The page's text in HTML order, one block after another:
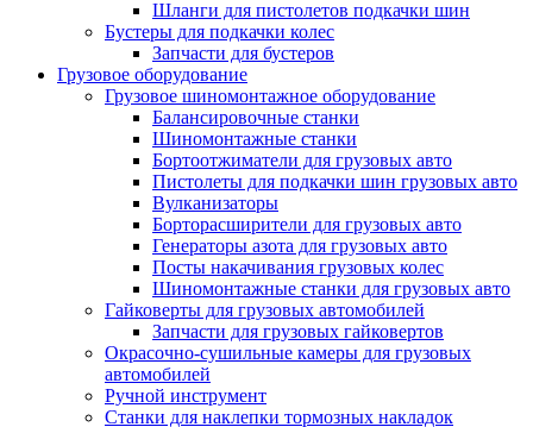
Шланги для пистолетов подкачки шин
Бустеры для подкачки колес
Запчасти для бустеров
Грузовое оборудование
Грузовое шиномонтажное оборудование
Балансировочные станки
Шиномонтажные станки
Бортоотжиматели для грузовых авто
Пистолеты для подкачки шин грузовых авто
Вулканизаторы
Борторасширители для грузовых авто
Генераторы азота для грузовых авто
Посты накачивания грузовых колес
Шиномонтажные станки для грузовых авто
Гайковерты для грузовых автомобилей
Запчасти для грузовых гайковертов
Окрасочно-сушильные камеры для грузовых
автомобилей
Ручной инструмент
Станки для наклепки тормозных накладок